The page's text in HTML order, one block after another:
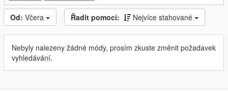
Od: Včera Řadit pomocí: Nejvíce stahované
Nebyly nalezeny žádné módy, prosím zkuste změnit požadavek
vyhledávání.